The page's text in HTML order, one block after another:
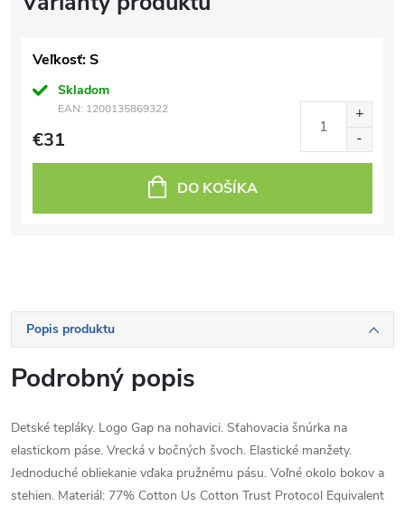
Veľkosť: S
Skladom
EAN: 1200135869322
€31
DO KOŠÍKA
Popis produktu
Podrobný popis
Detské tepláky. Logo Gap na nohavici. Sťahovacia šnúrka na
elastickom páse. Vrecká v bočných švoch. Elastické manžety.
Jednoduché obliekanie vďaka pružnému pásu. Voľné okolo bokov a
stehien. Materiál: 77% Cotton Us Cotton Trust Protocol Equivalent